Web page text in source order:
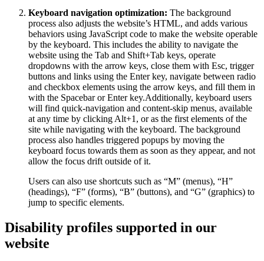
Keyboard navigation optimization: The background
process also adjusts the website’s HTML, and adds various
behaviors using JavaScript code to make the website operable
by the keyboard. This includes the ability to navigate the
website using the Tab and Shift+Tab keys, operate
dropdowns with the arrow keys, close them with Esc, trigger
buttons and links using the Enter key, navigate between radio
and checkbox elements using the arrow keys, and fill them in
with the Spacebar or Enter key.Additionally, keyboard users
will find quick-navigation and content-skip menus, available
at any time by clicking Alt+1, or as the first elements of the
site while navigating with the keyboard. The background
process also handles triggered popups by moving the
keyboard focus towards them as soon as they appear, and not
allow the focus drift outside of it.
Users can also use shortcuts such as “M” (menus), “H”
(headings), “F” (forms), “B” (buttons), and “G” (graphics) to
jump to specific elements.
Disability profiles supported in our
website